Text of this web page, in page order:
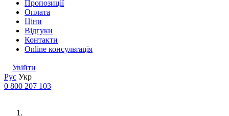
Пропозиції
Оплата
Ціни
Відгуки
Контакти
Online консультація
Увійти
Рус Укр
0 800 207 103